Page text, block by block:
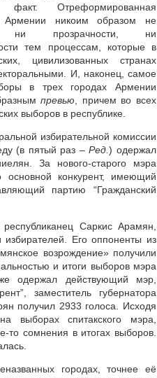
факт. Отреформированная
Армении никоим образом не
ни прозрачности, ни
тем процессам, которые в
цивилизованных странах
И, наконец, самое
в трех городах Армении
превью , причем во всех
выборов в республике.
избирательной комиссии
(в пятый раз –Ред.) одержал
За нового-старого мэра
основной конкурент, имеющий
партию “Гражданский
Саркис Арамян,
Его оппоненты из
возрождение» получили
и итоги выборов мэра
одержал действующий мэр,
заместитель губернатора
получил 2933 голоса. Исходя
выборах спитакского мэра,
то сомнения в итогах выборов.
городах, точнее её